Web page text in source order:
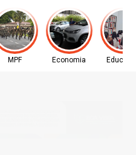
MPF Economia